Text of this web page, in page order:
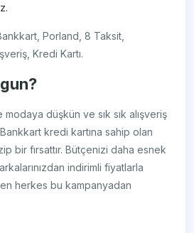
Porland, 8 Taksit,
Kredi Kartı.
düşkün ve sık sık alışveriş
kredi kartına sahip olan
bir fırsattır. Bütçenizi daha esnek
indirimli fiyatlarla
herkes bu kampanyadan